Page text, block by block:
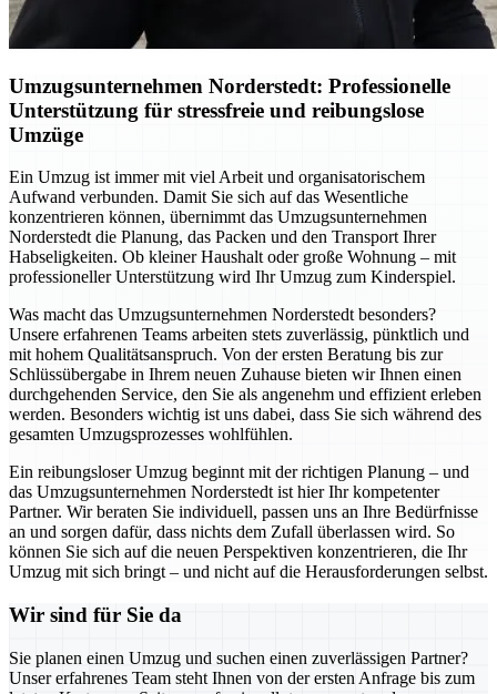
Umzugsunternehmen Norderstedt: Professionelle
Unterstützung für stressfreie und reibungslose
Umzüge
Ein Umzug ist immer mit viel Arbeit und organisatorischem
Aufwand verbunden. Damit Sie sich auf das Wesentliche
konzentrieren können, übernimmt das Umzugsunternehmen
Norderstedt die Planung, das Packen und den Transport Ihrer
Habseligkeiten. Ob kleiner Haushalt oder große Wohnung – mit
professioneller Unterstützung wird Ihr Umzug zum Kinderspiel.
Was macht das Umzugsunternehmen Norderstedt besonders?
Unsere erfahrenen Teams arbeiten stets zuverlässig, pünktlich und
mit hohem Qualitätsanspruch. Von der ersten Beratung bis zur
Schlüssübergabe in Ihrem neuen Zuhause bieten wir Ihnen einen
durchgehenden Service, den Sie als angenehm und effizient erleben
werden. Besonders wichtig ist uns dabei, dass Sie sich während des
gesamten Umzugsprozesses wohlfühlen.
Ein reibungsloser Umzug beginnt mit der richtigen Planung – und
das Umzugsunternehmen Norderstedt ist hier Ihr kompetenter
Partner. Wir beraten Sie individuell, passen uns an Ihre Bedürfnisse
an und sorgen dafür, dass nichts dem Zufall überlassen wird. So
können Sie sich auf die neuen Perspektiven konzentrieren, die Ihr
Umzug mit sich bringt – und nicht auf die Herausforderungen selbst.
Wir sind für Sie da
Sie planen einen Umzug und suchen einen zuverlässigen Partner?
Unser erfahrenes Team steht Ihnen von der ersten Anfrage bis zum